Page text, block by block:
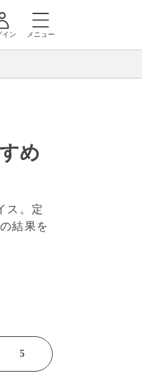
イン メニュー
め
ス。定
結果を
5